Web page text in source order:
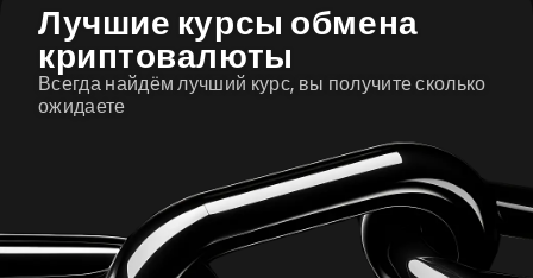
Лучшие курсы обмена
криптовалюты
Всегда найдём лучший курс, вы получите сколько
ожидаете